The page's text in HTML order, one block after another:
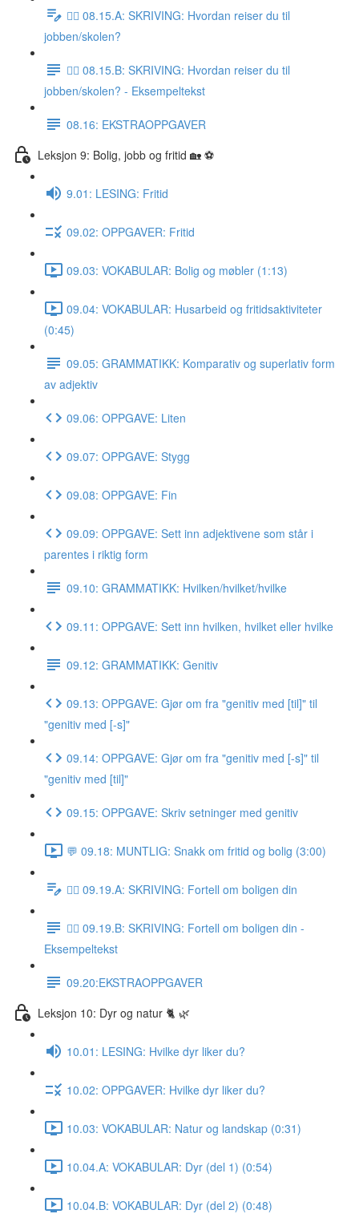
✍🏼 08.15.A: SKRIVING: Hvordan reiser du til
jobben/skolen?
✍🏼 08.15.B: SKRIVING: Hvordan reiser du til
jobben/skolen? - Eksempeltekst
08.16: EKSTRAOPPGAVER
Leksjon 9: Bolig, jobb og fritid 🏡 ⚽️
9.01: LESING: Fritid
09.02: OPPGAVER: Fritid
09.03: VOKABULAR: Bolig og møbler (1:13)
09.04: VOKABULAR: Husarbeid og fritidsaktiviteter
(0:45)
09.05: GRAMMATIKK: Komparativ og superlativ form
av adjektiv
09.06: OPPGAVE: Liten
09.07: OPPGAVE: Stygg
09.08: OPPGAVE: Fin
09.09: OPPGAVE: Sett inn adjektivene som står i
parentes i riktig form
09.10: GRAMMATIKK: Hvilken/hvilket/hvilke
09.11: OPPGAVE: Sett inn hvilken, hvilket eller hvilke
09.12: GRAMMATIKK: Genitiv
09.13: OPPGAVE: Gjør om fra "genitiv med [til]" til
"genitiv med [-s]"
09.14: OPPGAVE: Gjør om fra "genitiv med [-s]" til
"genitiv med [til]"
09.15: OPPGAVE: Skriv setninger med genitiv
💬 09.18: MUNTLIG: Snakk om fritid og bolig (3:00)
✍🏼 09.19.A: SKRIVING: Fortell om boligen din
✍🏼 09.19.B: SKRIVING: Fortell om boligen din -
Eksempeltekst
09.20:EKSTRAOPPGAVER
Leksjon 10: Dyr og natur 🐈 🌿
10.01: LESING: Hvilke dyr liker du?
10.02: OPPGAVER: Hvilke dyr liker du?
10.03: VOKABULAR: Natur og landskap (0:31)
10.04.A: VOKABULAR: Dyr (del 1) (0:54)
10.04.B: VOKABULAR: Dyr (del 2) (0:48)